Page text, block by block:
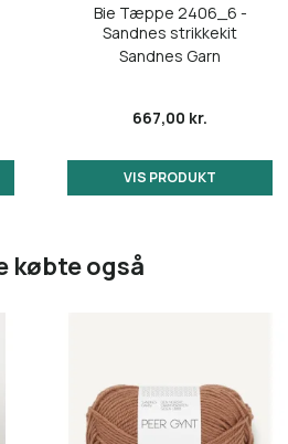
Bie Tæppe 2406_6 -
Sandnes strikkekit
Sandnes Garn
667,00 kr.
VIS PRODUKT
købte også